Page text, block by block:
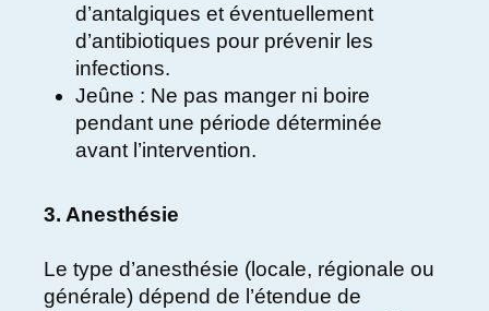
d’antalgiques et éventuellement
d’antibiotiques pour prévenir les
infections.
Jeûne : Ne pas manger ni boire
pendant une période déterminée
avant l’intervention.
3. Anesthésie
Le type d’anesthésie (locale, régionale ou
générale) dépend de l’étendue de